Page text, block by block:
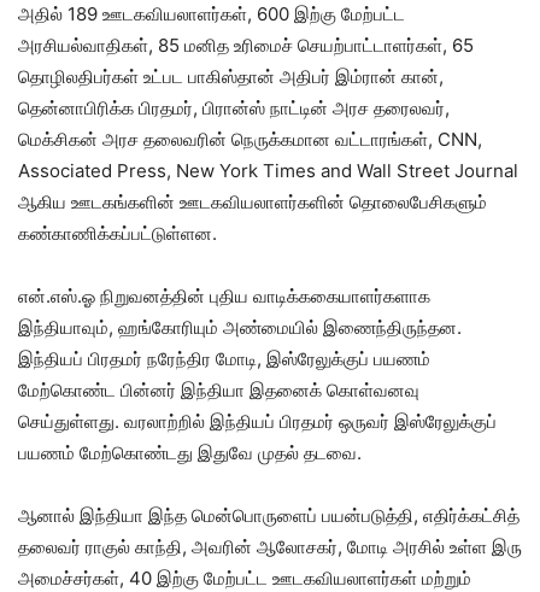
அதில் 189 ஊடகவியலாளர்கள், 600 இற்கு மேற்பட்ட
அரசியல்வாதிகள், 85 மனித உரிமைச் செயற்பாட்டாளர்கள், 65
தொழிலதிபர்கள் உட்பட பாகிஸ்தான் அதிபர் இம்ரான் கான்,
தென்னாபிரிக்க பிரதமர், பிரான்ஸ் நாட்டின் அரச தரைலவர்,
மெக்சிகன் அரச தலைவரின் நெருக்கமான வட்டாரங்கள், CNN,
Associated Press, New York Times and Wall Street Journal
ஆகிய ஊடகங்களின் ஊடகவியலாளர்களின் தொலைபேசிகளும்
கண்காணிக்கப்பட்டுள்ளன.
என்.எஸ்.ஓ நிறுவனத்தின் புதிய வாடிக்ககையாளர்களாக
இந்தியாவும், ஹங்கோரியும் அண்மையில் இணைந்திருந்தன.
இந்தியப் பிரதமர் நரேந்திர மோடி, இஸ்ரேலுக்குப் பயணம்
மேற்கொண்ட பின்னர் இந்தியா இதனைக் கொள்வனவு
செய்துள்ளது. வரலாற்றில் இந்தியப் பிரதமர் ஒருவர் இஸ்ரேலுக்குப்
பயணம் மேற்கொண்டது இதுவே முதல் தடவை.
ஆனால் இந்தியா இந்த மென்பொருளைப் பயன்படுத்தி, எதிர்க்கட்சித்
தலைவர் ராகுல் காந்தி, அவரின் ஆலோசகர், மோடி அரசில் உள்ள இரு
அமைச்சர்கள், 40 இற்கு மேற்பட்ட ஊடகவியலாளர்கள் மற்றும்